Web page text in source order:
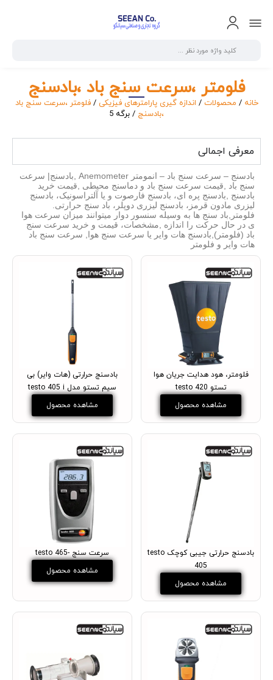
فلومتر ،سرعت سنج باد ،بادسنج
خانه / محصولات / اندازه گیری پارامترهای فیزیکی /فلومتر ،سرعت سنج باد
،بادسنج / برگه 5
معرفی اجمالی
بادسنج – سرعت سنج باد – انمومتر Anemometer ,بادسنج| سرعت
سنج باد ,قیمت سرعت سنج باد و دماسنج محیطی ,قیمت خرید
بادسنج ,بادسنج پره ای، بادسنج فارصوت و یا آلتراسونیک، بادسنج
لیزری مادون قرمز، بادسنج لیزری دوپلر، باد سنج حرارتی.
فلومتر,باد سنج ها به وسیله سنسور دوار میتوانند میزان سرعت هوا
ی در حال حرکت را اندازه ,مشخصات، قیمت و خرید سرعت سنج
باد (فلومتر),بادسنج هات وایر یا سرعت سنج هوا, سرعت سنج باد
هات وایر و فلومتر
فلومتر، هود هدایت جریان هوا
تستو testo 420
مشاهده محصول
بادسنج حرارتی (هات وایر) بی
سیم تستو مدل testo 405 i
مشاهده محصول
بادسنج حرارتی جیبی کوچک testo
405
مشاهده محصول
سرعت سنج -testo 465
مشاهده محصول